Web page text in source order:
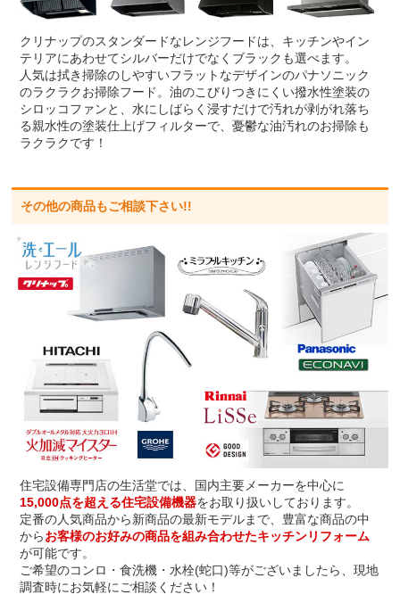
クリナップのスタンダードなレンジフードは、キッチンやイン
テリアにあわせてシルバーだけでなくブラックも選べます。
人気は拭き掃除のしやすいフラットなデザインのパナソニック
のラクラクお掃除フード。油のこびりつきにくい撥水性塗装の
シロッコファンと、水にしばらく浸すだけで汚れが剥がれ落ち
る親水性の塗装仕上げフィルターで、憂鬱な油汚れのお掃除も
ラクラクです！
その他の商品もご相談下さい!!
住宅設備専門店の生活堂では、国内主要メーカーを中心に
15,000点を超える住宅設備機器をお取り扱いしております。
定番の人気商品から新商品の最新モデルまで、豊富な商品の中
からお客様のお好みの商品を組み合わせたキッチンリフォーム
が可能です。
ご希望のコンロ・食洗機・水栓(蛇口)等がございましたら、現地
調査時にお気軽にご相談ください！